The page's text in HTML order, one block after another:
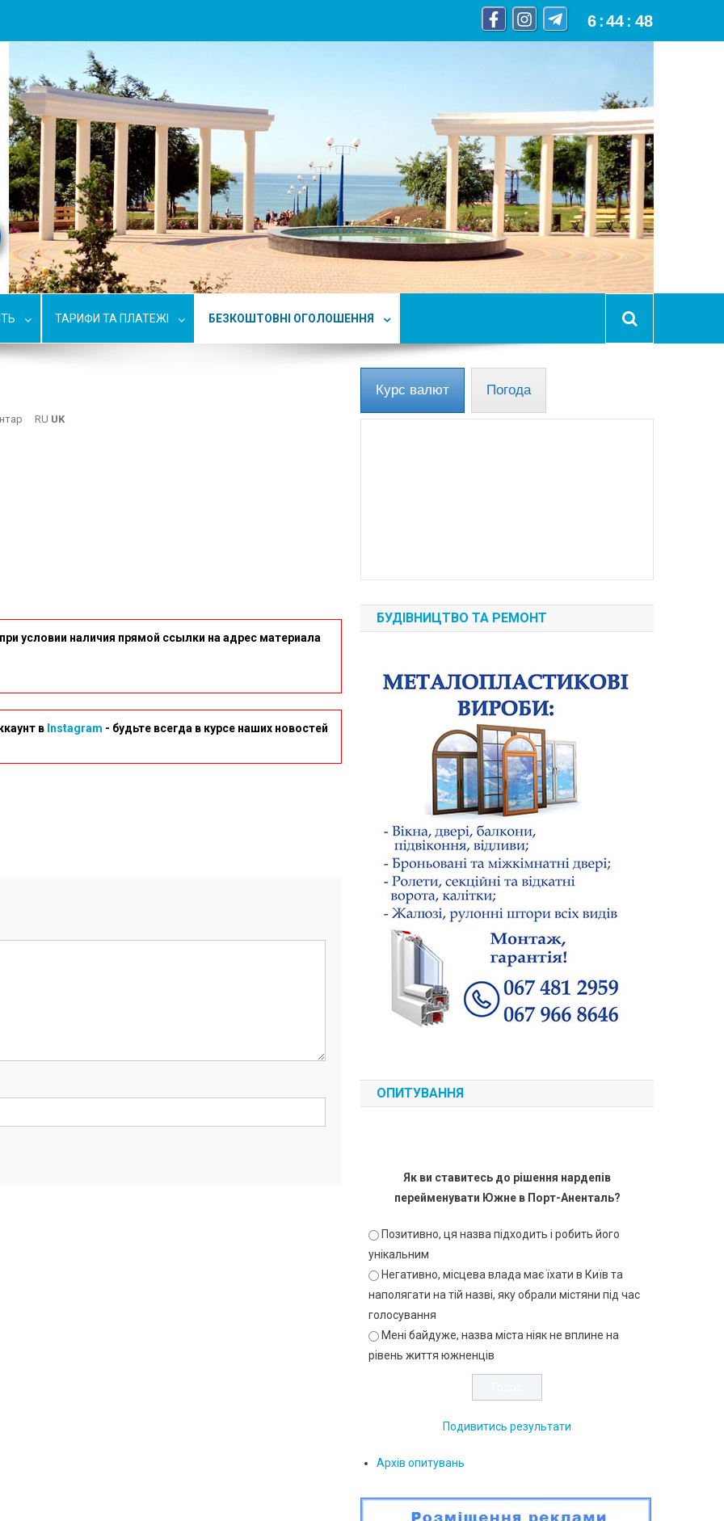
6 :44 : 49
ТАРИФИ ТА ПЛАТЕЖІ БЕЗКОШТОВНІ ОГОЛОШЕННЯ
RU UK
условии наличия прямой ссылки на адрес материала
в Instagram - будьте всегда в курсе наших новостей
Курс валют Погода
БУДІВНИЦТВО ТА РЕМОНТ
ОПИТУВАННЯ
Як ви ставитесь до рішення нардепів
перейменувати Южне в Порт-Аненталь?
Позитивно, ця назва підходить і робить його
унікальним
Негативно, місцева влада має їхати в Київ та
наполягати на тій назві, яку обрали містяни під час
голосування
Мені байдуже, назва міста ніяк не вплине на
рівень життя южненців
Подивитись результати
Архів опитувань